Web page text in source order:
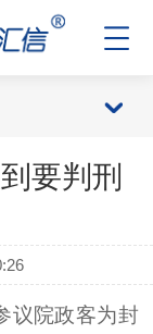
要判刑
议院政客为封